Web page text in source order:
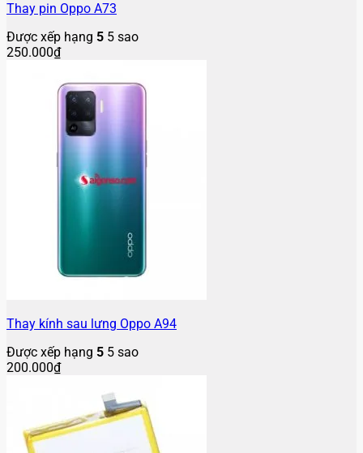
Thay pin Oppo A73
Được xếp hạng 5 5 sao
250.000₫
Thay kính sau lưng Oppo A94
Được xếp hạng 5 5 sao
200.000₫